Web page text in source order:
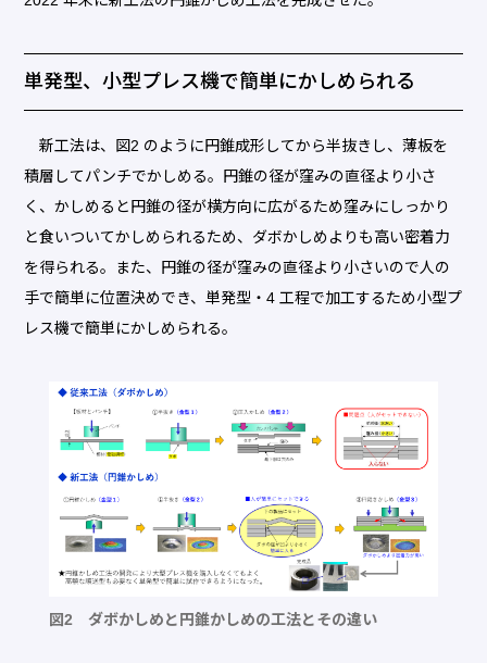
単発型、小型プレス機で簡単にかしめられる
新工法は、図2 のように円錐成形してから半抜きし、薄板を
積層してパンチでかしめる。円錐の径が窪みの直径より小さ
く、かしめると円錐の径が横方向に広がるため窪みにしっかり
と食いついてかしめられるため、ダボかしめよりも高い密着力
を得られる。また、円錐の径が窪みの直径より小さいので人の
手で簡単に位置決めでき、単発型・4 工程で加工するため小型プ
レス機で簡単にかしめられる。
図2 ダボかしめと円錐かしめの工法とその違い